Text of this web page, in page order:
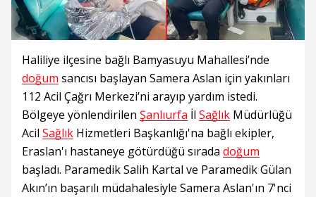
Haliliye ilçesine bağlı Bamyasuyu Mahallesi’nde
doğum sancısı başlayan Samera Aslan için yakınları
112 Acil Çağrı Merkezi’ni arayıp yardım istedi.
Bölgeye yönlendirilen Şanlıurfa İl Sağlık Müdürlüğü
Acil Sağlık Hizmetleri Başkanlığı'na bağlı ekipler,
Eraslan'ı hastaneye götürdüğü sırada doğum
başladı. Paramedik Salih Kartal ve Paramedik Gülan
Akın’ın başarılı müdahalesiyle Samera Aslan'ın 7'nci